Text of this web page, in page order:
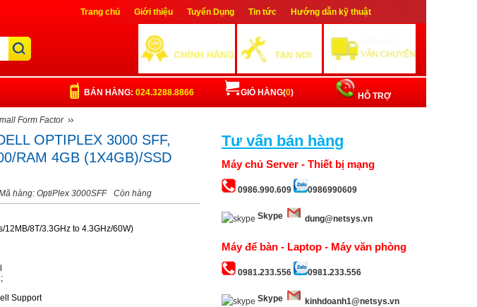
Trang chủ Giới thiệu Tuyển Dụng Tin tức Hướng dẫn kỹ thuật
Đăng nhập
HỖ TRỢ
GIỎ HÀNG(0)
BÁN HÀNG: 024.3288.8866
Form Factor
OPTIPLEX 3000 SFF,
RAM 4GB (1X4GB)/SSD
hàng: OptiPlex 3000SFF Còn hàng
8T/3.3GHz to 4.3GHz/60W)
Support
Tư vấn bán hàng
Máy chủ Server - Thiết bị mạng
0986.990.609 0986990609
Skype dung@netsys.vn
Máy để bàn - Laptop - Máy văn phòng
0981.233.556 0981.233.556
Skype kinhdoanh1@netsys.vn